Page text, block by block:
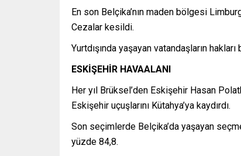
En son Belçika’nın maden bölgesi
Cezalar kesildi.
Yurtdışında yaşayan vatandaşların
ESKİŞEHİR HAVAALANI
Her yıl Brüksel’den Eskişehir Hasan
Eskişehir uçuşlarını Kütahya’ya kaydırdı.
Son seçimlerde Belçika’da yaşayan
yüzde 84,8.